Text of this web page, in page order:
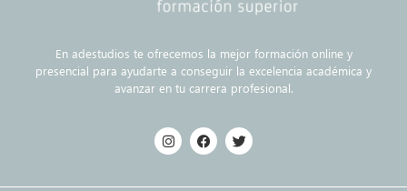
En adestudios te ofrecemos la mejor formación online y
presencial para ayudarte a conseguir la excelencia académica y
avanzar en tu carrera profesional.